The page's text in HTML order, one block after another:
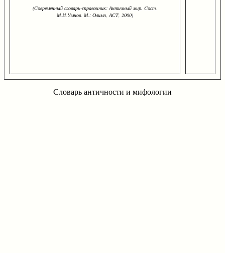
(Современный словарь-справочник: Античный мир. Cост.
М.И.Умнов. М.: Олимп, АСТ, 2000)
Словарь античности и мифологии